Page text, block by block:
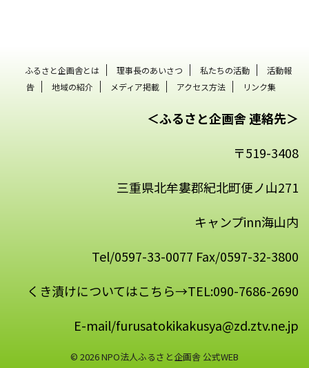
ふるさと企画舎とは 理事長のあいさつ 私たちの活動
活動報
告
地域の紹介 メディア掲載 アクセス方法 リンク集
＜ふるさと企画舎 連絡先＞
〒519-3408
三重県北牟婁郡紀北町便ノ山271
キャンプinn海山内
Tel/0597-33-0077 Fax/0597-32-3800
くき漬けについてはこちら→TEL:090-7686-2690
E-mail/furusatokikakusya@zd.ztv.ne.jp
© 2026 NPO法人ふるさと企画舎 公式WEB